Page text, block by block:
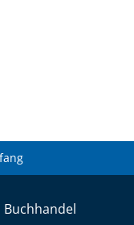
Buchhandel